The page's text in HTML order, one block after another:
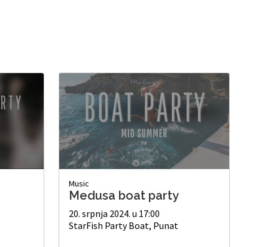
Music
Medusa boat party
20. srpnja 2024. u 17:00
StarFish Party Boat, Punat